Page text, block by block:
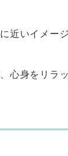
近いイメージ
身をリラ